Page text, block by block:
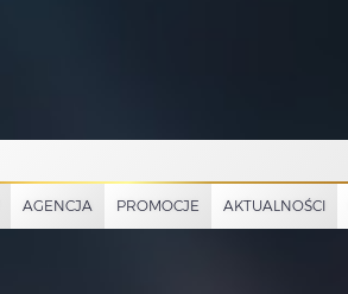
AGENCJA PROMOCJE AKTUALNOŚCI